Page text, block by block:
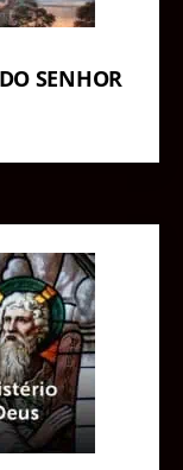
SENHOR